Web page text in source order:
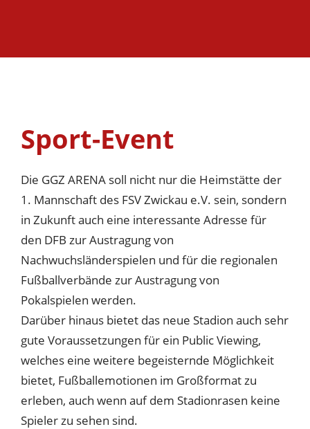
Sport-Event
Die GGZ ARENA soll nicht nur die Heimstätte der
1. Mannschaft des FSV Zwickau e.V. sein, sondern
in Zukunft auch eine interessante Adresse für
den DFB zur Austragung von
Nachwuchsländerspielen und für die regionalen
Fußballverbände zur Austragung von
Pokalspielen werden.
Darüber hinaus bietet das neue Stadion auch sehr
gute Voraussetzungen für ein Public Viewing,
welches eine weitere begeisternde Möglichkeit
bietet, Fußballemotionen im Großformat zu
erleben, auch wenn auf dem Stadionrasen keine
Spieler zu sehen sind.
Impressum
Kontakt und Anfahrt
Presse
AGB
Datenschutz (DSGVO)
SEITENÜBERSICHT
Startseite
News
Sport
Sport-Event
Event